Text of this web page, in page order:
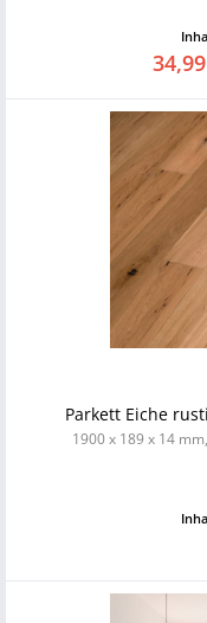
Parkett Eiche
1900 x 189 x 14